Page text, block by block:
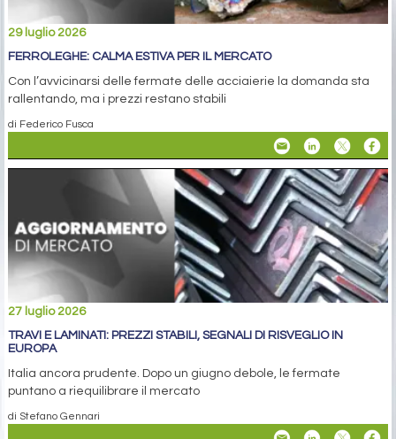
29 luglio 2026
FERROLEGHE: CALMA ESTIVA PER IL MERCATO
Con l’avvicinarsi delle fermate delle acciaierie la domanda sta
rallentando, ma i prezzi restano stabili
di Federico Fusca
27 luglio 2026
TRAVI E LAMINATI: PREZZI STABILI, SEGNALI DI RISVEGLIO IN
EUROPA
Italia ancora prudente. Dopo un giugno debole, le fermate
puntano a riequilibrare il mercato
di Stefano Gennari